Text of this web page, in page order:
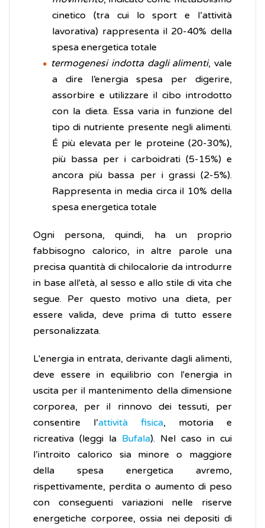
cinetico (tra cui lo sport e l’attività
lavorativa) rappresenta il 20-40% della
spesa energetica totale
termogenesi indotta dagli alimenti, vale
a dire l’energia spesa per digerire,
assorbire e utilizzare il cibo introdotto
con la dieta. Essa varia in funzione del
tipo di nutriente presente negli alimenti.
É più elevata per le proteine (20-30%),
più bassa per i carboidrati (5-15%) e
ancora più bassa per i grassi (2-5%).
Rappresenta in media circa il 10% della
spesa energetica totale
Ogni persona, quindi, ha un proprio
fabbisogno calorico, in altre parole una
precisa quantità di chilocalorie da introdurre
in base all'età, al sesso e allo stile di vita che
segue. Per questo motivo una dieta, per
essere valida, deve prima di tutto essere
personalizzata.
L'energia in entrata, derivante dagli alimenti,
deve essere in equilibrio con l'energia in
uscita per il mantenimento della dimensione
corporea, per il rinnovo dei tessuti, per
consentire l’attività fisica, motoria e
ricreativa (leggi la Bufala). Nel caso in cui
l’introito calorico sia minore o maggiore
della spesa energetica avremo,
rispettivamente, perdita o aumento di peso
con conseguenti variazioni nelle riserve
energetiche corporee, ossia nei depositi di